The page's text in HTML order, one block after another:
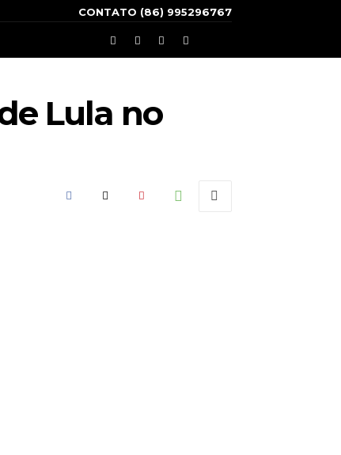
CONTATO (86) 995296767
Lula no